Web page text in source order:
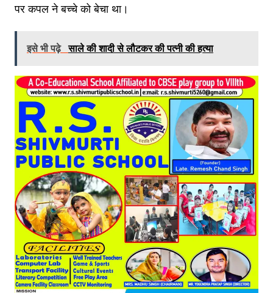
पर कपल ने बच्चे को बेचा था।
इसे भी पढ़े साले की शादी से लौटकर की पत्नी की हत्या